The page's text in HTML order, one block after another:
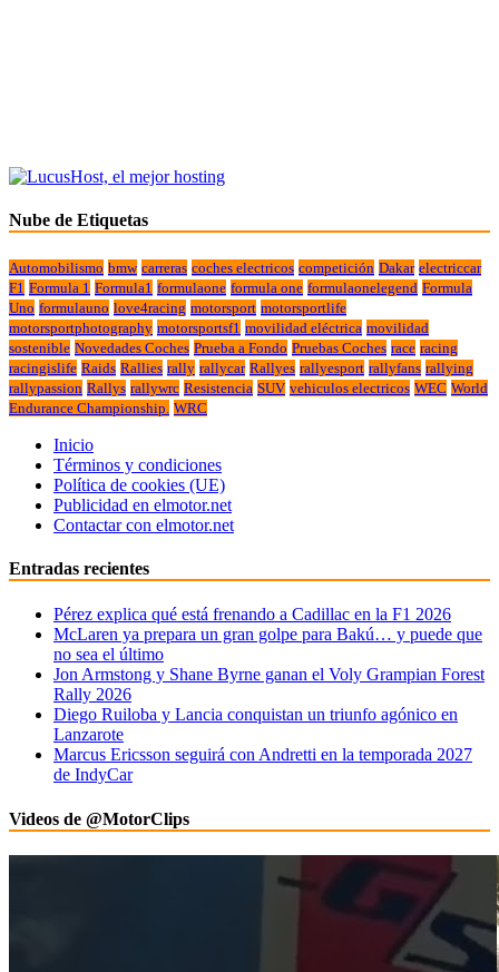
Nube de Etiquetas
Automobilismo bmw carreras coches electricos competición Dakar electriccar
F1 Formula 1 Formula1 formulaone formula one formulaonelegend Formula
Uno formulauno love4racing motorsport motorsportlife
motorsportphotography motorsportsf1 movilidad eléctrica movilidad
sostenible Novedades Coches Prueba a Fondo Pruebas Coches race racing
racingislife Raids Rallies rally rallycar Rallyes rallyesport rallyfans rallying
rallypassion Rallys rallywrc Resistencia SUV vehiculos electricos WEC World
Endurance Championship. WRC
Inicio
Términos y condiciones
Política de cookies (UE)
Publicidad en elmotor.net
Contactar con elmotor.net
Entradas recientes
Pérez explica qué está frenando a Cadillac en la F1 2026
McLaren ya prepara un gran golpe para Bakú… y puede que
no sea el último
Jon Armstong y Shane Byrne ganan el Voly Grampian Forest
Rally 2026
Diego Ruiloba y Lancia conquistan un triunfo agónico en
Lanzarote
Marcus Ericsson seguirá con Andretti en la temporada 2027
de IndyCar
Videos de @MotorClips